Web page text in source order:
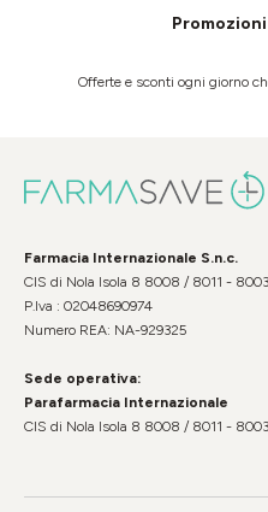
Offerte e sconti ogni giorno
Farmacia Internazionale S.n.c.
CIS di Nola Isola 8 8008 / 8011 -
P.Iva : 02048690974
Numero REA: NA-929325
Sede operativa:
Parafarmacia Internazionale
CIS di Nola Isola 8 8008 / 8011 -